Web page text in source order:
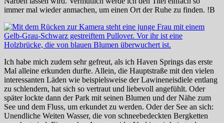
immer mal wieder anmachen, um einen Ort der Ruhe zu finden. !B
Ich habe mich zudem sehr gefreut, als ich Haven Springs das erste
Mal alleine erkunden durfte. Allein, die Hauptstraße mit den vielen
interessanten Läden wie beispielsweise der Lawineneisdiele entlang
zu schlendern, hat sich so vertraut und liebevoll angefühlt. Oder
später lockte dann der Park mit seinen Blumen und der Nähe zum
See und dem Fluss, um erkundet zu werden. Oder der See an sich:
Unendliche Weiten Wasser, die von schneebedeckten Bergketten